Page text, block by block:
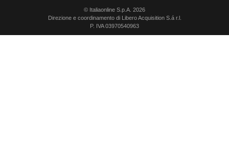
© Italiaonline S.p.A. 2026
Direzione e coordinamento di Libero Acquisition S.á r.l.
P. IVA 03970540963